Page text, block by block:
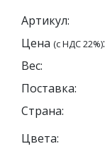
Артикул:
Цена (с НДС 22%):
Вес:
Поставка:
Страна:
Цвета: